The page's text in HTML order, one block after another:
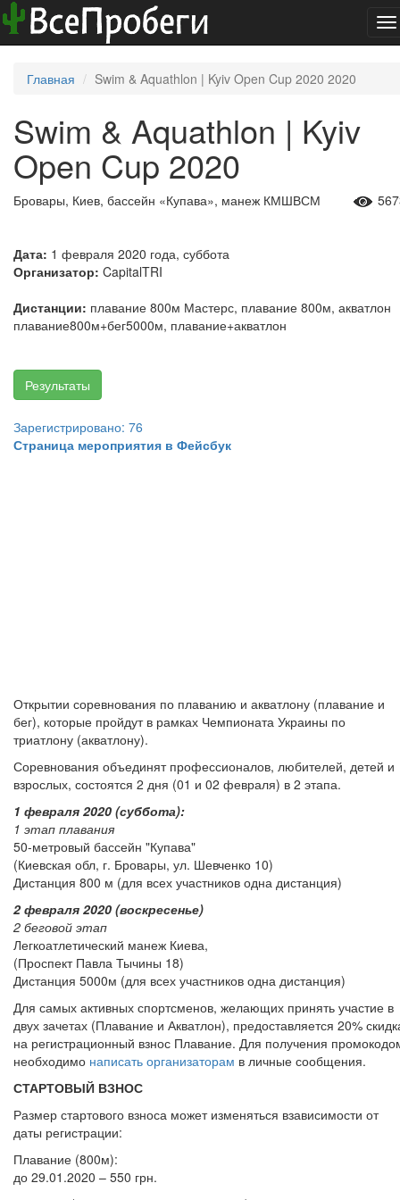
Главная Swim & Aquathlon | Kyiv Open Cup 2020 2020
Swim & Aquathlon | Kyiv
Open Cup 2020
Бровары, Киев, бассейн «Купава», манеж КМШВСМ
Дата: 1 февраля 2020 года, суббота
Организатор: CapitalTRI
Дистанции: плавание 800м Мастерс, плавание 800м, акватлон
плавание800м+бег5000м, плавание+акватлон
Результаты
Зарегистрировано: 76
Страница мероприятия в Фейсбук
Открытии соревнования по плаванию и акватлону (плавание и
бег), которые пройдут в рамках Чемпионата Украины по
триатлону (акватлону).
Соревнования объединят профессионалов, любителей, детей и
взрослых, состоятся 2 дня (01 и 02 февраля) в 2 этапа.
1 февраля 2020 (суббота):
1 этап плавания
50-метровый бассейн "Купава"
(Киевская обл, г. Бровары, ул. Шевченко 10)
Дистанция 800 м (для всех участников одна дистанция)
2 февраля 2020 (воскресенье)
2 беговой этап
Легкоатлетический манеж Киева,
(Проспект Павла Тычины 18)
Дистанция 5000м (для всех участников одна дистанция)
Для самых активных спортсменов, желающих принять участие в
двух зачетах (Плавание и Акватлон), предоставляется 20%
на регистрационный взнос Плавание. Для получения
необходимо написать организаторам в личные сообщения.
СТАРТОВЫЙ ВЗНОС
Размер стартового взноса может изменяться взависимости от
даты регистрации:
Плавание (800м):
до 29.01.2020 – 550 грн.